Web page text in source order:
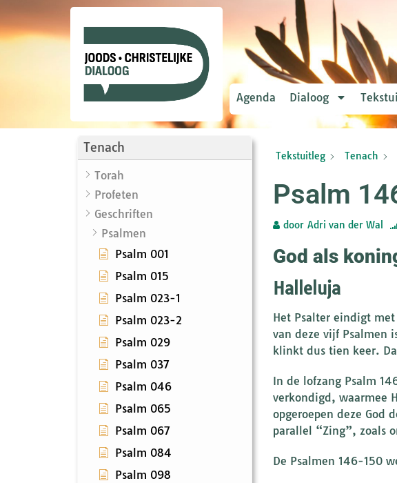
Agenda Dialoog
Tenach
Torah
Profeten
Geschriften
Psalmen
Psalm 001
Psalm 015
Psalm 023-1
Psalm 023-2
Psalm 029
Psalm 037
Psalm 046
Psalm 065
Psalm 067
Psalm 084
Psalm 098
Tekstuitleg Tenach
Psalm
door Adri van der Wal
God als
Halleluja
Het Psalter eindigt
van deze vijf Psalmen
klinkt dus tien keer.
In de lofzang Psalm
verkondigd, waarmee
opgeroepen deze God
parallel “Zing”, zoals
De Psalmen 146-150